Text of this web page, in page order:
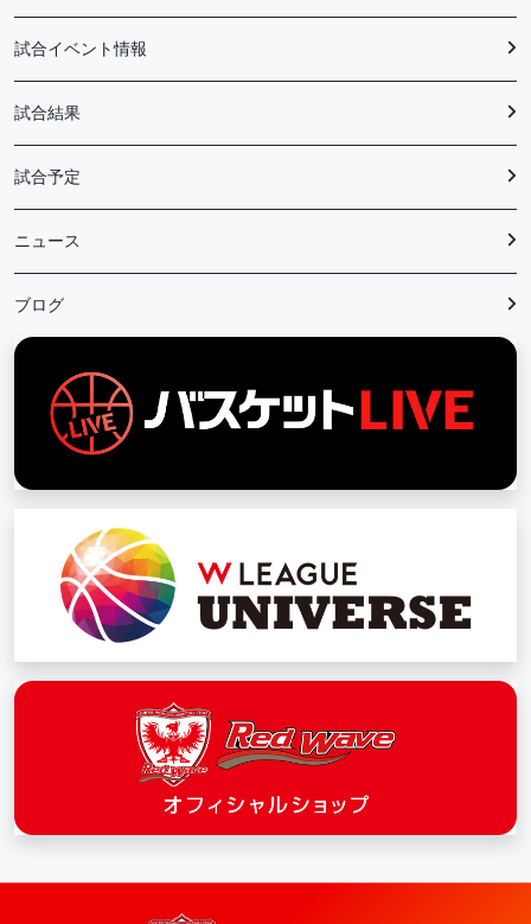
試合イベント情報
試合結果
試合予定
ニュース
ブログ